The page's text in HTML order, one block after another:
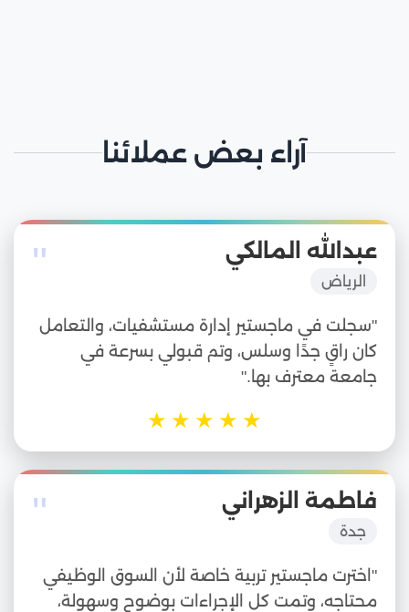
آراء بعض عملائنا
" عبدالله المالكي
الرياض
"سجلت في ماجستير إدارة مستشفيات، والتعامل
كان راقٍ جدًا وسلس، وتم قبولي بسرعة في
جامعة معترف بها."
★
★
★
★
★
" فاطمة الزهراني
جدة
"اخترت ماجستير تربية خاصة لأن السوق الوظيفي
محتاجه، وتمت كل الإجراءات بوضوح وسهولة،